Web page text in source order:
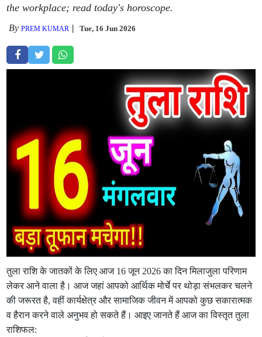
the workplace; read today's horoscope.
ByPREM KUMAR Tue, 16 Jun 2026
तुला राशि के जातकों के लिए आज 16 जून 2026 का दिन मिलाजुला परिणाम
लेकर आने वाला है। आज जहां आपको आर्थिक मोर्चे पर थोड़ा संभलकर चलने
की जरूरत है, वहीं कार्यक्षेत्र और सामाजिक जीवन में आपको कुछ सकारात्मक
व हैरान करने वाले अनुभव हो सकते हैं। आइए जानते हैं आज का विस्तृत तुला
राशिफल: